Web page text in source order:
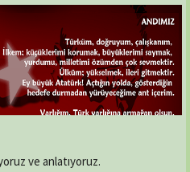
ve anlatıyoruz.